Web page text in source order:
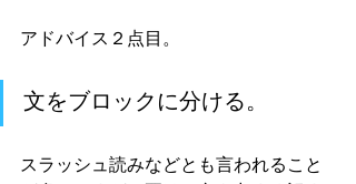
アドバイス２点目。
文をブロックに分ける。
スラッシュ読みなどとも言われること